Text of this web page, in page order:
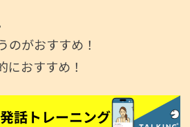
がおすすめ！
おすすめ！